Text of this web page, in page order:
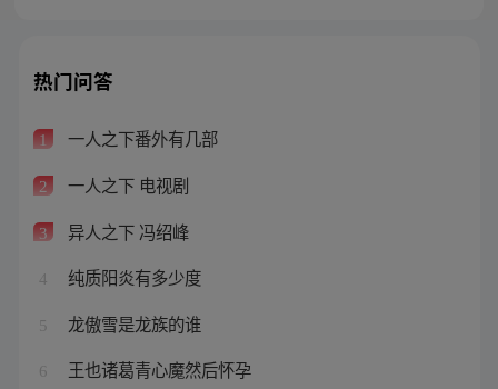
热门问答
1 一人之下番外有几部
2 一人之下 电视剧
3 异人之下 冯绍峰
4 纯质阳炎有多少度
5 龙傲雪是龙族的谁
6 王也诸葛青心魔然后怀孕